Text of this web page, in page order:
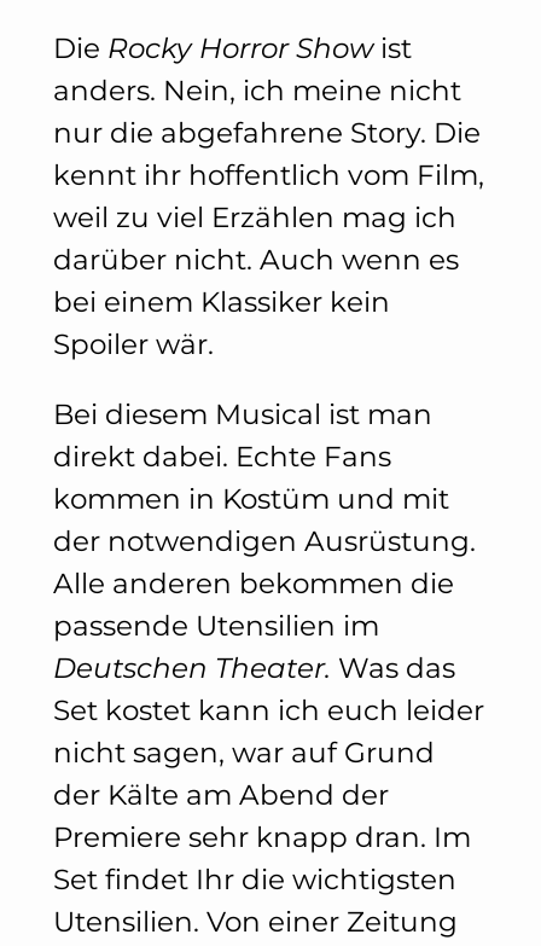
Die Rocky Horror Showist
anders. Nein, ich meine nicht
nur die abgefahrene Story. Die
kennt ihr hoffentlich vom Film,
weil zu viel Erzählen mag ich
darüber nicht. Auch wenn es
bei einem Klassiker kein
Spoiler wär.
Bei diesem Musical ist man
direkt dabei. Echte Fans
kommen in Kostüm und mit
der notwendigen Ausrüstung.
Alle anderen bekommen die
passende Utensilien im
Deutschen Theater. Was das
Set kostet kann ich euch leider
nicht sagen, war auf Grund
der Kälte am Abend der
Premiere sehr knapp dran. Im
Set findet Ihr die wichtigsten
Utensilien. Von einer Zeitung